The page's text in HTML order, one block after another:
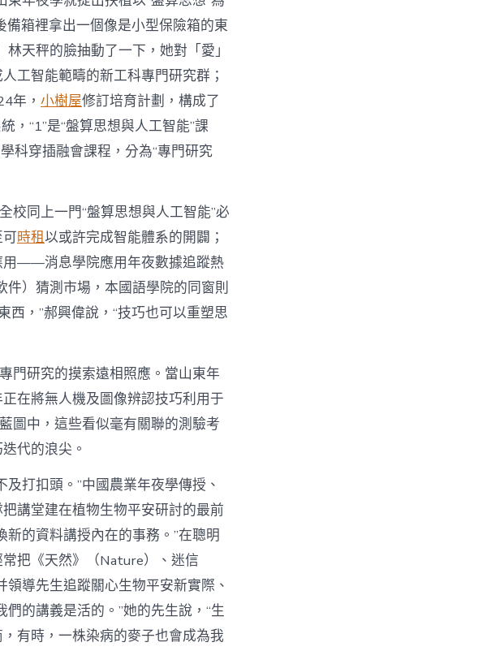
箱裡拿出一個像是小型保險箱的東
天秤的臉抽動了一下，她對「愛」
工智能範疇的新工科專門研究群；
年， 小樹屋修訂培育計劃，構成了
，“1”是“盤算思想與人工智能”課
科穿插融會課程，分為“專門研究
校同上一門“盤算思想與人工智能”必
時租以或許完成智能體系的開闢；
用——消息學院應用年夜數據追蹤熱
）猜測市場，本國語學院的同窗則
，”郝興偉說，“技巧也可以重塑思
門研究的摸索遠相照應。當山東年
在將無人機及圖像辨認技巧利用于
圖中，這些看似毫有關聯的測驗考
代的浪尖。
打扣頭。”中國農業年夜學傳授、
講堂建在植物生物平安研討的最前
的資料講授內在的事務。”在聰明
把《天然》（Nature）、迷信
領導先生追蹤關心生物平安新實際、
的講義是活的。”她的先生說，“生
有時，一株染病的麥子也會成為我